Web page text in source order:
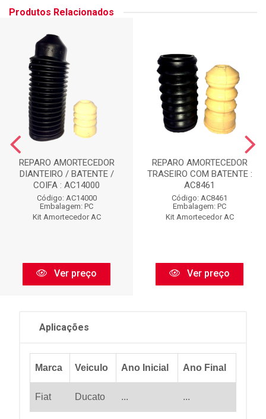
Produtos Relacionados
REPARO AMORTECEDOR
DIANTEIRO / BATENTE /
COIFA : AC14000
Código: AC14000
Embalagem: PC
Kit Amortecedor AC
Ver preço
REPARO AMORTECEDOR
TRASEIRO COM BATENTE :
AC8461
Código: AC8461
Embalagem: PC
Kit Amortecedor AC
Ver preço
Aplicações
Marca Veiculo Ano Inicial Ano Final
Fiat Ducato ... ...